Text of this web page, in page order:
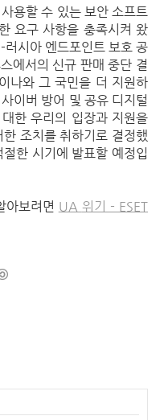
용할 수 있는 보안 소프트
요구 사항을 충족시켜 왔
-러시아 엔드포인트 보호 공
에서의 신규 판매 중단 결
나와 그 국민을 더 지원하
이버 방어 및 공유 디지털
한 우리의 입장과 지원을
한 조치를 취하기로 결정했
한 시기에 발표할 예정입
아보려면 UA 위기 - ESET